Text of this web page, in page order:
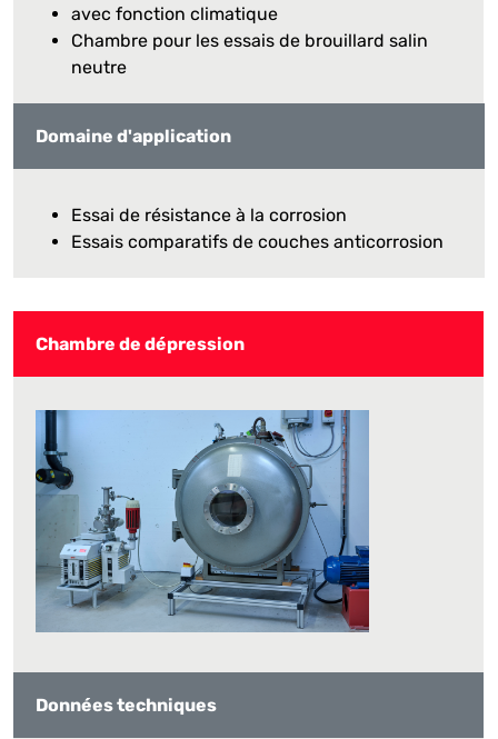
avec fonction climatique
Chambre pour les essais de brouillard salin
neutre
Domaine d'application
Essai de résistance à la corrosion
Essais comparatifs de couches anticorrosion
Chambre de dépression
Données techniques